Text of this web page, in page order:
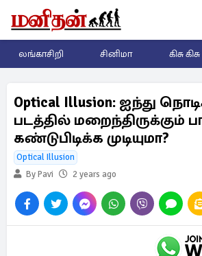
லங்காசிறி சினிமா கிசு கிசு
Optical Illusion: ஐந்து
படத்தில் மறைந்திருக்கும்
கண்டுபிடிக்க முடியுமா?
Optical Illusion
By Pavi
2 years ago